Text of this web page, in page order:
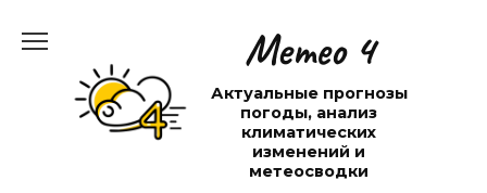
содержанию
Метео 4
Актуальные прогнозы
погоды, анализ
климатических
изменений и
метеосводки